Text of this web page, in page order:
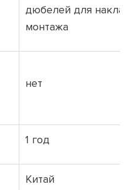
дюбелей для
монтажа
нет
1 год
Китай